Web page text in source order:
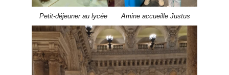
Petit-déjeuner au lycée Amine accueille Justus